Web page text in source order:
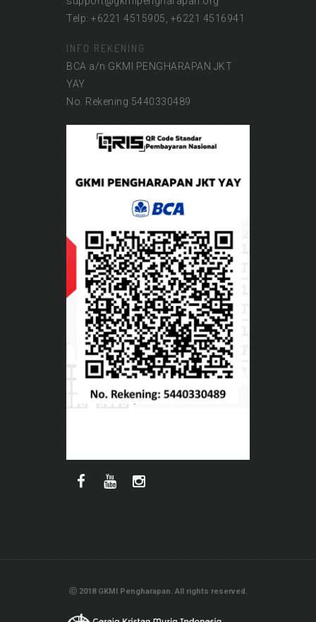
Telp: +6221 4515905, +6221 4516941
INFO REKENING
BCA a/n GKMI PENGHARAPAN JKT
YAY
No. Rekening 5440330489
ⓒ 2018 GKMI Pengharapan. All rights reserved.